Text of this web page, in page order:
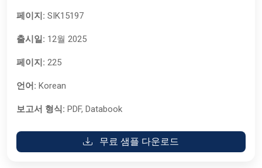
페이지: SIK15197
출시일: 12월 2025
페이지: 225
언어: Korean
보고서 형식: PDF, Databook
무료 샘플 다운로드